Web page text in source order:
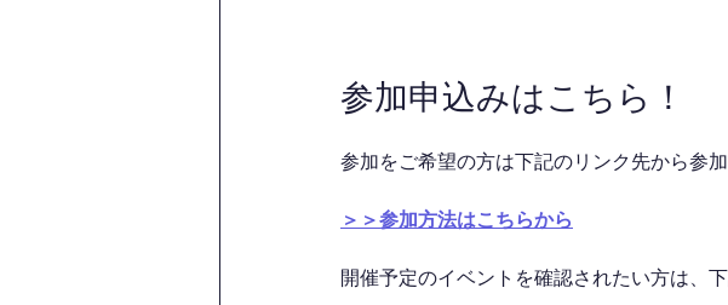
参加申込みはこちら！
参加をご希望の方は下記のリンク先から参
＞＞参加方法はこちらから
開催予定のイベントを確認されたい方は、